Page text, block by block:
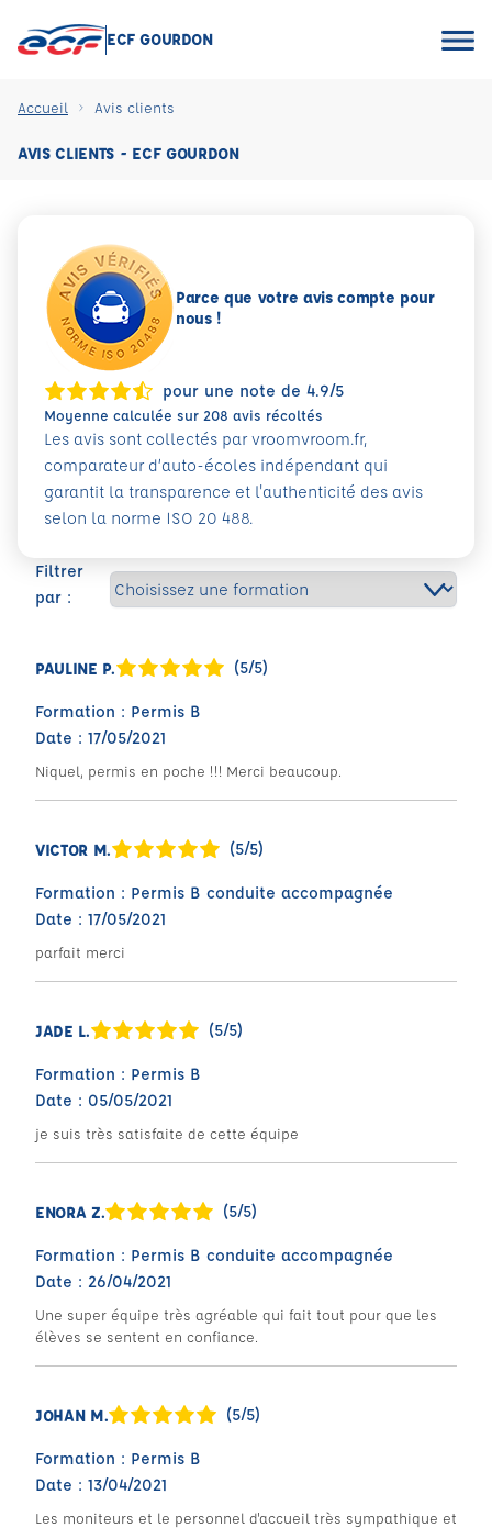
ECF GOURDON
Accueil Avis clients
AVIS CLIENTS - ECF GOURDON
Filtrer
par :
PAULINE P. (5/5)
Formation : Permis B
Date : 17/05/2021
Niquel, permis en poche !!! Merci beaucoup.
VICTOR M. (5/5)
Formation : Permis B conduite accompagnée
Date : 17/05/2021
parfait merci
JADE L. (5/5)
Formation : Permis B
Date : 05/05/2021
je suis très satisfaite de cette équipe
ENORA Z. (5/5)
Formation : Permis B conduite accompagnée
Date : 26/04/2021
Une super équipe très agréable qui fait tout pour que les
élèves se sentent en confiance.
JOHAN M. (5/5)
Formation : Permis B
Date : 13/04/2021
Les moniteurs et le personnel d'accueil très sympathique et
Parce que votre avis compte pour
nous !
pour une note de 4.9/5
Moyenne calculée sur 208 avis récoltés
Les avis sont collectés par vroomvroom.fr,
comparateur d’auto-écoles indépendant qui
garantit la transparence et l'authenticité des avis
selon la norme ISO 20 488.